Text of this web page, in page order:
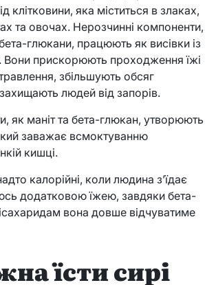
клітковини, яка міститься в злаках,
та овочах. Нерозчинні компоненти,
бета-глюкани, працюють як висівки із
Вони прискорюють проходження їжі
збільшують обсяг
людей від запорів.
як маніт та бета-глюкан, утворюють
заважає всмоктуванню
кишці.
калорійні, коли людина з’їдає
додатковою їжею, завдяки бета-
вона довше відчуватиме
їсти сирі